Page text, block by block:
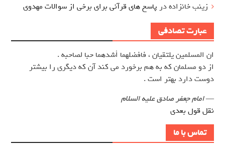
زینب خانزادهدر پاسخ های قرآنی برای برخی از سوالات مهدوی
عبارت تصادفی
ان المسلمين يلتقيان ، فافضلهما أشدهما حبا لصاحبه .
از دو مسلمان كه به هم برخورد مي كند آن كه ديگري را بيشتر
دوست دارد بهتر است .
—امام جعفر صادق علیه السلام
نقل قول بعدی
تماس با ما